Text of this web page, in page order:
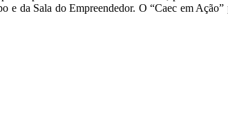
e da Sala do Empreendedor. O “Caec em